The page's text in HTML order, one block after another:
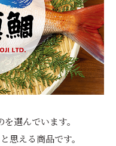
選んでいます。
思える商品です。